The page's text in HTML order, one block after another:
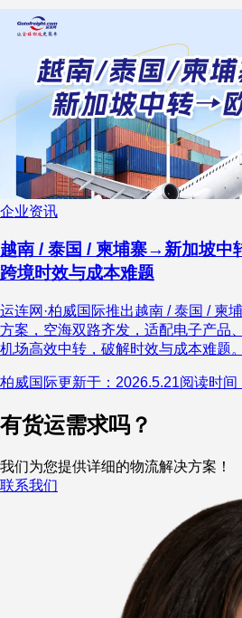
核心驱动力，不断织密全球服务网络
图，在时代浪潮中奋楫向前，交出了
企业资讯
越南 / 泰国 / 柬埔寨→新加坡中
跨境时效与成本难题
运连网·柏威国际推出越南 / 泰国 / 柬
方案，空海双路齐发，适配电子产品
机场高效中转，破解时效与成本难题。
柏威国际更新于：2026.5.21阅读时间
有货运需求吗？
我们为您提供详细的物流解决方案！
联系我们